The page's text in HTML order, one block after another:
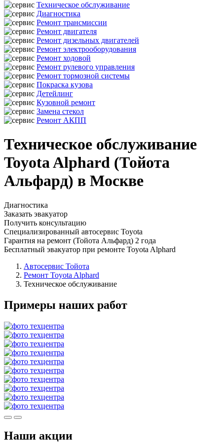
Техническое обслуживание
Диагностика
Ремонт трансмиссии
Ремонт двигателя
Ремонт дизельных двигателей
Ремонт электрооборудования
Ремонт ходовой
Ремонт рулевого управления
Ремонт тормозной системы
Покраска кузова
Детейлинг
Кузовной ремонт
Замена стекол
Ремонт АКПП
Техническое обслуживание
Toyota Alphard (Тойота
Альфард) в Москве
Диагностика
Заказать эвакуатор
Получить консультацию
Специализированный автосервис Toyota
Гарантия на ремонт (Тойота Альфард) 2 года
Бесплатный эвакуатор при ремонте Toyota Alphard
Автосервис Тойота
Ремонт Toyota Alphard
Техническое обслуживание
Примеры наших работ
Наши акции